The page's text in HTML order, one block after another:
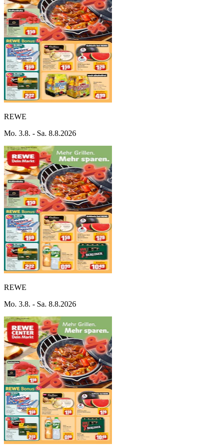
REWE
Mo. 3.8. - Sa. 8.8.2026
REWE
Mo. 3.8. - Sa. 8.8.2026